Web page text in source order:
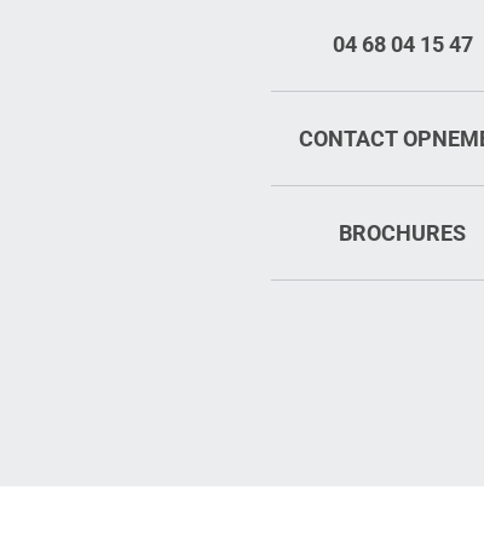
04 68 04 15 47
CONTACT
BROCHURES